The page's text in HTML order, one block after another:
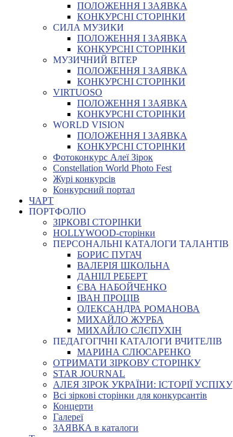
ПОЛОЖЕННЯ І ЗАЯВКА
КОНКУРСНІ СТОРІНКИ
СИЛА МУЗИКИ
ПОЛОЖЕННЯ І ЗАЯВКА
КОНКУРСНІ СТОРІНКИ
МУЗИЧНИЙ ВІТЕР
ПОЛОЖЕННЯ І ЗАЯВКА
КОНКУРСНІ СТОРІНКИ
VIRTUOSO
ПОЛОЖЕННЯ І ЗАЯВКА
КОНКУРСНІ СТОРІНКИ
WORLD VISION
ПОЛОЖЕННЯ І ЗАЯВКА
КОНКУРСНІ СТОРІНКИ
Фотоконкурс Алеї Зірок
Constellation World Photo Fest
Журі конкурсів
Конкурсний портал
ЧАРТ
ПОРТФОЛІО
ЗІРКОВІ СТОРІНКИ
HOLLYWOOD-сторінки
ПЕРСОНАЛЬНІ КАТАЛОГИ ТАЛАНТІВ
БОРИС ПУГАЧ
ВАЛЕРІЯ ШКОЛЬНА
ДАНІІЛ РЕБЕРТ
ЄВА НАБОЙЧЕНКО
ІВАН ПРОЦІВ
ОЛЕКСАНДРА РОМАНОВА
МИХАЙЛО ЖУРБА
МИХАЙЛО СЛЄПУХІН
ПЕДАГОГІЧНІ КАТАЛОГИ ВЧИТЕЛІВ
МАРИНА СЛЮСАРЕНКО
ОТРИМАТИ ЗІРКОВУ СТОРІНКУ
STAR JOURNAL
АЛЕЯ ЗІРОК УКРАЇНИ: ІСТОРІЇ УСПІХУ
Всі зіркові сторінки для конкурсантів
Концерти
Галереї
ЗАЯВКА в каталоги